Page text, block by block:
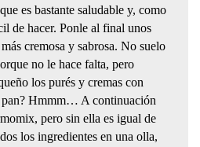
es bastante saludable y, como
de hacer. Ponle al final unos
cremosa y sabrosa. No suelo
no le hace falta, pero
los purés y cremas con
Hmmm… A continuación
pero sin ella es igual de
los ingredientes en una olla,